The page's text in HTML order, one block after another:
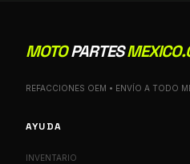
MOTOPARTES
REFACCIONES OEM • ENVÍO A TODO
AYUDA
INVENTARIO